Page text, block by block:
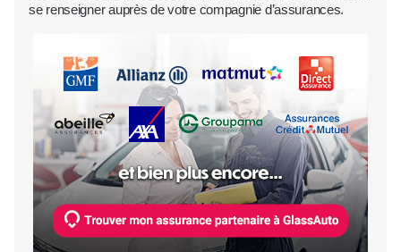
se renseigner auprès de votre compagnie d’assurances.